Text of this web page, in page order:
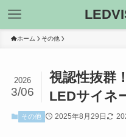
ホーム その他
視認性抜群
LEDサイネ
2026
3/06
その他 2025年8月29日